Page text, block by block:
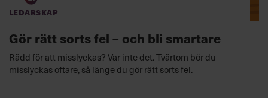
Ledarskap
Gör rätt sorts fel – och bli smartare
Rädd för att misslyckas? Var inte det. Tvärtom bör du
misslyckas oftare, så länge du gör rätt sorts fel.